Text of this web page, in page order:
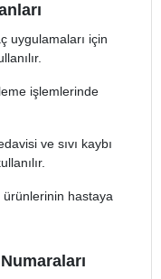
uygulamaları için
işlemlerinde
ve sıvı kaybı
ürünlerinin hastaya